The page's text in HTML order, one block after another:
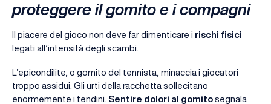
proteggere il gomito e i compagni
Il piacere del gioco non deve far dimenticare i rischi fisici
legati all’intensità degli scambi.
L’epicondilite, o gomito del tennista, minaccia i giocatori
troppo assidui. Gli urti della racchetta sollecitano
enormemente i tendini. Sentire dolori al gomito segnala